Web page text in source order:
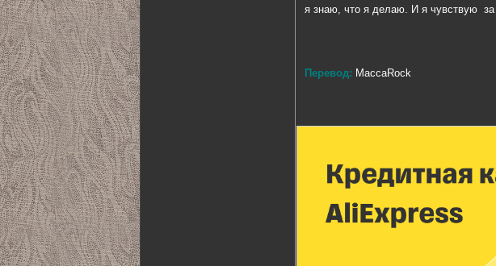
я знаю, что я делаю. И я чувствую за
Перевод: MaccaRock